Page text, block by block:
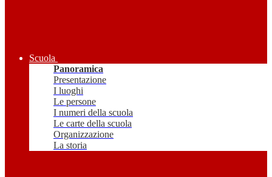
Scuola
Panoramica
Presentazione
I luoghi
Le persone
I numeri della scuola
Le carte della scuola
Organizzazione
La storia